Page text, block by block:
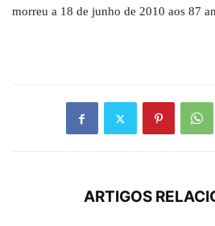
morreu a 18 de junho de 2010 aos 87
ARTIGOS